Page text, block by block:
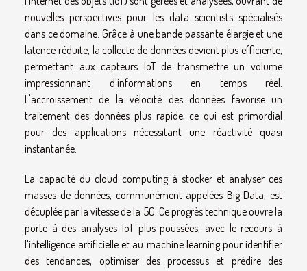
nouvelles perspectives pour les data scientists spécialisés
dans ce domaine. Grâce à une bande passante élargie et une
latence réduite, la collecte de données devient plus efficiente,
permettant aux capteurs IoT de transmettre un volume
impressionnant d'informations en temps réel.
L'accroissement de la vélocité des données favorise un
traitement des données plus rapide, ce qui est primordial
pour des applications nécessitant une réactivité quasi
instantanée.
La capacité du cloud computing à stocker et analyser ces
masses de données, communément appelées Big Data, est
décuplée par la vitesse de la 5G. Ce progrès technique ouvre la
porte à des analyses IoT plus poussées, avec le recours à
l'intelligence artificielle et au machine learning pour identifier
des tendances, optimiser des processus et prédire des